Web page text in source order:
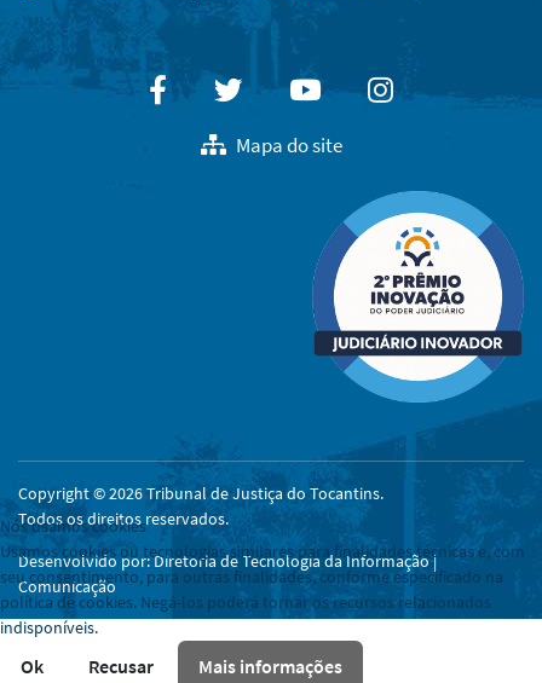
FacebookTwitterYoutubeInstagram
Mapa do site
Copyright © 2026 Tribunal de Justiça do Tocantins.
Todos os direitos reservados.
Desenvolvido por: Diretoria de Tecnologia da Informação |
Comunicação
Nós usamos cookies
Usamos cookies ou tecnologias similares para finalidades técnicas e, com
seu consentimento, para outras finalidades, conforme especificado na
política de cookies. Negá-los poderá tornar os recursos relacionados
indisponíveis.
Ok Recusar Mais informações